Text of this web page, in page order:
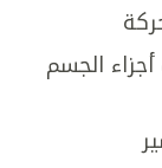
الجسم